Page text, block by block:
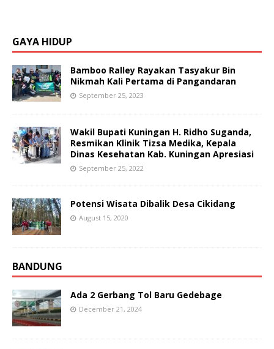
GAYA HIDUP
Bamboo Ralley Rayakan Tasyakur Bin
Nikmah Kali Pertama di Pangandaran
September 25, 2023
Wakil Bupati Kuningan H. Ridho Suganda,
Resmikan Klinik Tizsa Medika, Kepala
Dinas Kesehatan Kab. Kuningan Apresiasi
September 25, 2022
Potensi Wisata Dibalik Desa Cikidang
August 15, 2020
BANDUNG
Ada 2 Gerbang Tol Baru Gedebage
December 21, 2024